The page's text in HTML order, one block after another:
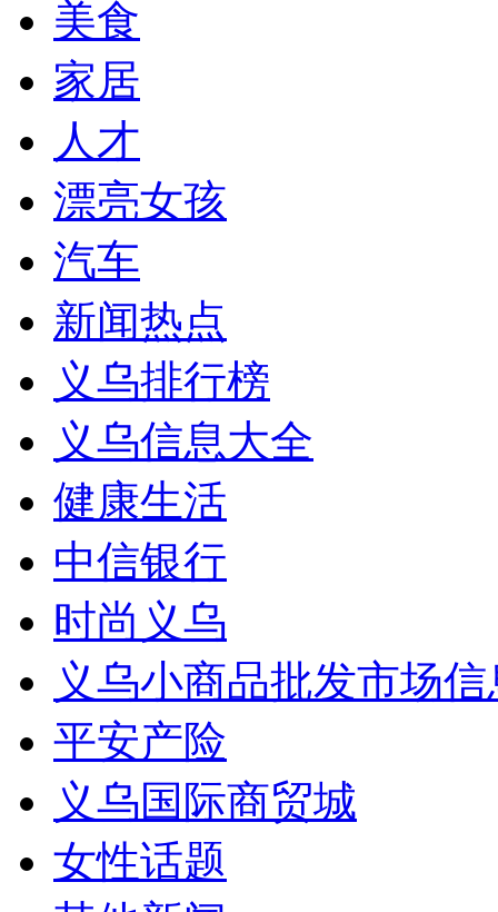
美食
家居
人才
漂亮女孩
汽车
新闻热点
义乌排行榜
义乌信息大全
健康生活
中信银行
时尚义乌
义乌小商品批发市场
平安产险
义乌国际商贸城
女性话题